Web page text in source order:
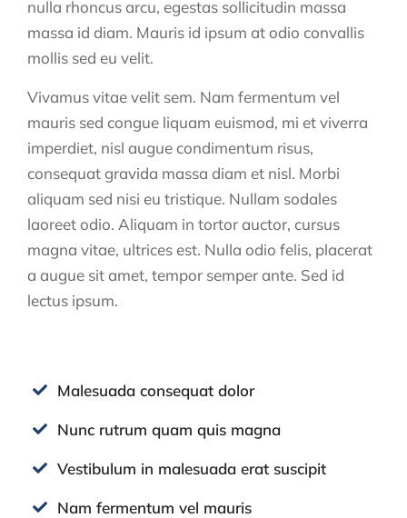
nulla rhoncus arcu, egestas sollicitudin massa
massa id diam. Mauris id ipsum at odio convallis
mollis sed eu velit.
Vivamus vitae velit sem. Nam fermentum vel
mauris sed congue liquam euismod, mi et viverra
imperdiet, nisl augue condimentum risus,
consequat gravida massa diam et nisl. Morbi
aliquam sed nisi eu tristique. Nullam sodales
laoreet odio. Aliquam in tortor auctor, cursus
magna vitae, ultrices est. Nulla odio felis, placerat
a augue sit amet, tempor semper ante. Sed id
lectus ipsum.
Malesuada consequat dolor
Nunc rutrum quam quis magna
Vestibulum in malesuada erat suscipit
Nam fermentum vel mauris